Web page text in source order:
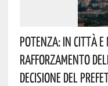
Potenza: In Città
Rafforzamento
Decisione Del